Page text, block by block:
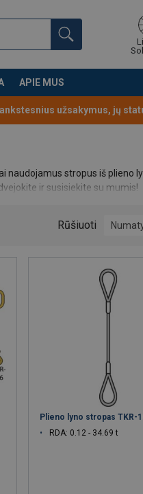
APIE MUS
užsakymus, jų
naudojamus stropus iš plieno
ir susisiekite su mumis!
Rūšiuoti
Plieno lyno stropas TKR-
RDA: 0.12 - 34.69 t